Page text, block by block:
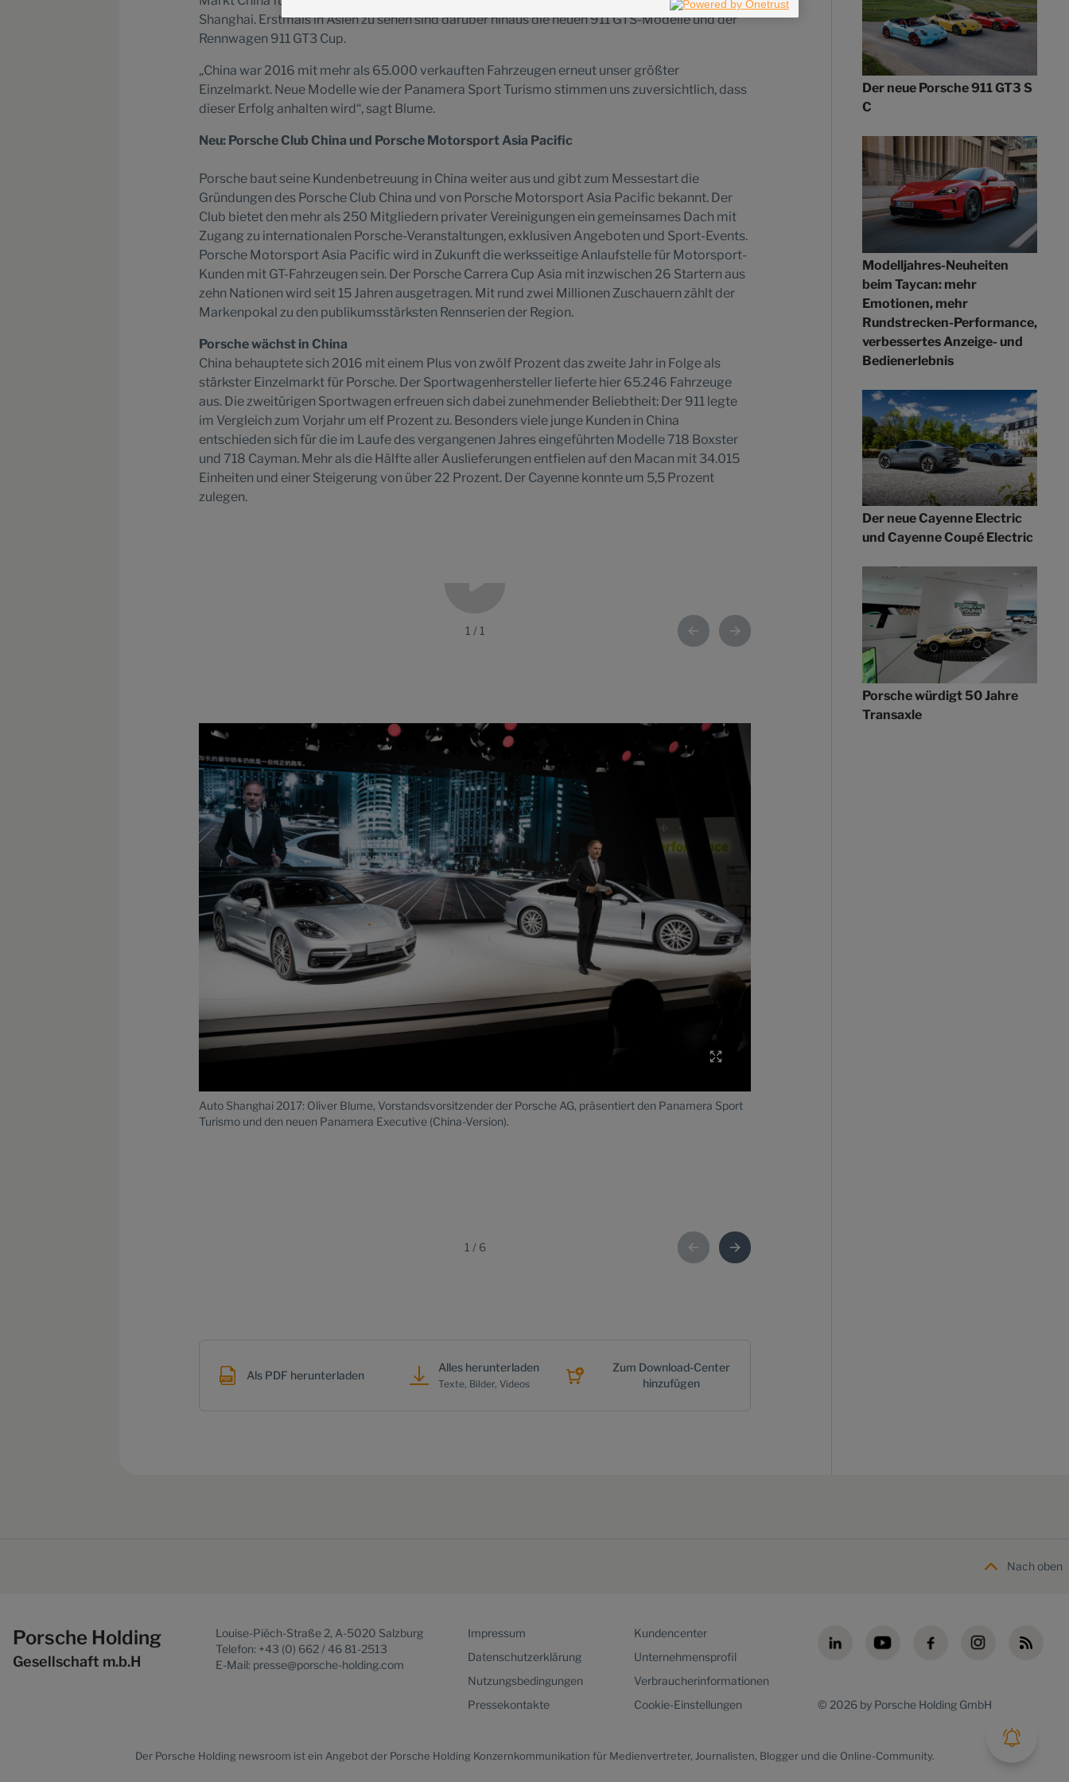
Shanghai. Erstmals in Asien zu sehen sind darüber hinaus die neuen 911 GTS-Modelle und der
Rennwagen 911 GT3 Cup.
„China war 2016 mit mehr als 65.000 verkauften Fahrzeugen erneut unser größter
Einzelmarkt. Neue Modelle wie der Panamera Sport Turismo stimmen uns zuversichtlich, dass
dieser Erfolg anhalten wird“, sagt Blume.
Neu: Porsche Club China und Porsche Motorsport Asia Pacific
Porsche baut seine Kundenbetreuung in China weiter aus und gibt zum Messestart die
Gründungen des Porsche Club China und von Porsche Motorsport Asia Pacific bekannt. Der
Club bietet den mehr als 250 Mitgliedern privater Vereinigungen ein gemeinsames Dach mit
Zugang zu internationalen Porsche-Veranstaltungen, exklusiven Angeboten und Sport-Events.
Porsche Motorsport Asia Pacific wird in Zukunft die werksseitige Anlaufstelle für Motorsport-
Kunden mit GT-Fahrzeugen sein. Der Porsche Carrera Cup Asia mit inzwischen 26 Startern aus
zehn Nationen wird seit 15 Jahren ausgetragen. Mit rund zwei Millionen Zuschauern zählt der
Markenpokal zu den publikumsstärksten Rennserien der Region.
Porsche wächst in China
China behauptete sich 2016 mit einem Plus von zwölf Prozent das zweite Jahr in Folge als
stärkster Einzelmarkt für Porsche. Der Sportwagenhersteller lieferte hier 65.246 Fahrzeuge
aus. Die zweitürigen Sportwagen erfreuen sich dabei zunehmender Beliebtheit: Der 911 legte
im Vergleich zum Vorjahr um elf Prozent zu. Besonders viele junge Kunden in China
entschieden sich für die im Laufe des vergangenen Jahres eingeführten Modelle 718 Boxster
und 718 Cayman. Mehr als die Hälfte aller Auslieferungen entfielen auf den Macan mit 34.015
Einheiten und einer Steigerung von über 22 Prozent. Der Cayenne konnte um 5,5 Prozent
zulegen.
1 / 1
Auto Shanghai 2017: Oliver Blume, Vorstandsvorsitzender der Porsche AG, präsentiert den Panamera Sport
Turismo und den neuen Panamera Executive (China-Version).
1 / 6
Als PDF herunterladen
Alles herunterladen
Texte, Bilder, Videos
Zum Download-Center
hinzufügen
Der neue Porsche 911 GT3 S
C
Modelljahres-Neuheiten
beim Taycan: mehr
Emotionen, mehr
Rundstrecken-Performance,
verbessertes Anzeige- und
Bedienerlebnis
Der neue Cayenne Electric
und Cayenne Coupé Electric
Porsche würdigt 50 Jahre
Transaxle
Nach oben
Porsche Holding
Gesellschaft m.b.H
Louise-Piëch-Straße 2, A-5020 Salzburg
Telefon: +43 (0) 662 / 46 81-2513
E-Mail: presse@porsche-holding.com
© 2026 by Porsche Holding GmbH
Impressum
Datenschutzerklärung
Nutzungsbedingungen
Pressekontakte
Kundencenter
Unternehmensprofil
Verbraucherinformationen
Cookie-Einstellungen
Der Porsche Holding newsroom ist ein Angebot der Porsche Holding Konzernkommunikation für Medienvertreter, Journalisten, Blogger und die Online-Community.